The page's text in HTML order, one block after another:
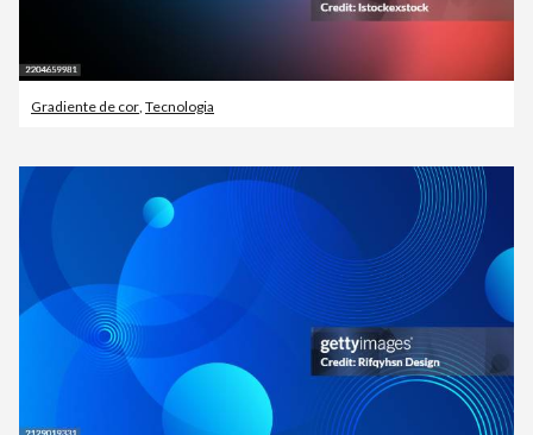
Gradiente de cor Tecnologia